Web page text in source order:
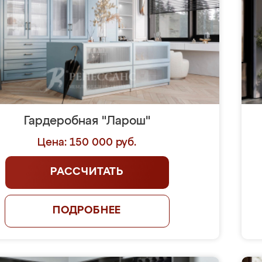
Гардеробная "Ларош"
Цена: 150 000 руб.
РАССЧИТАТЬ
ПОДРОБНЕЕ